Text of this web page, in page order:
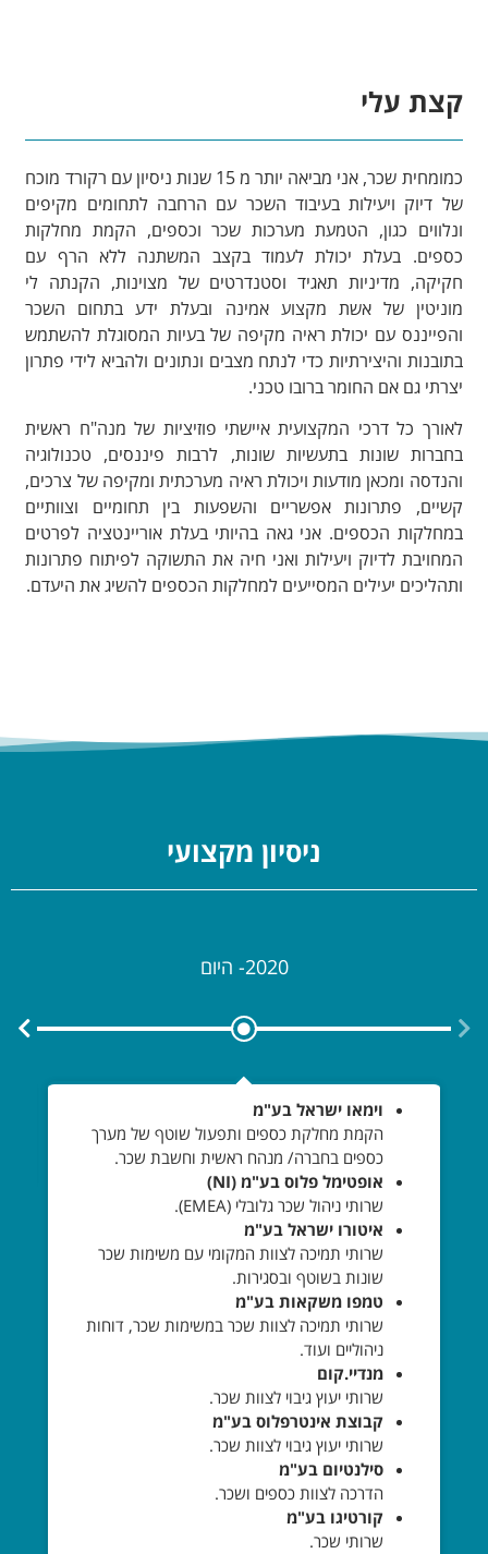
קצת עלי
כמומחית שכר, אני מביאה יותר מ 15 שנות ניסיון עם רקורד מוכח
של דיוק ויעילות בעיבוד השכר עם הרחבה לתחומים מקיפים
ונלווים כגון, הטמעת מערכות שכר וכספים, הקמת מחלקות
כספים. בעלת יכולת לעמוד בקצב המשתנה ללא הרף עם
חקיקה, מדיניות תאגיד וסטנדרטים של מצוינות, הקנתה לי
מוניטין של אשת מקצוע אמינה ובעלת ידע בתחום השכר
והפייננס עם יכולת ראיה מקיפה של בעיות המסוגלת להשתמש
בתובנות והיצירתיות כדי לנתח מצבים ונתונים ולהביא לידי פתרון
יצרתי גם אם החומר ברובו טכני.
לאורך כל דרכי המקצועית איישתי פוזיציות של מנה"ח ראשית
בחברות שונות בתעשיות שונות, לרבות פיננסים, טכנולוגיה
והנדסה ומכאן מודעות ויכולת ראיה מערכתית ומקיפה של צרכים,
קשיים, פתרונות אפשריים והשפעות בין תחומיים וצוותיים
במחלקות הכספים. אני גאה בהיותי בעלת אוריינטציה לפרטים
המחויבת לדיוק ויעילות ואני חיה את התשוקה לפיתוח פתרונות
ותהליכים יעילים המסייעים למחלקות הכספים להשיג את היעדם.
ניסיון מקצועי
2020- היום
וימאו ישראל בע"מ
הקמת מחלקת כספים ותפעול שוטף של מערך
כספים בחברה/ מנהח ראשית וחשבת שכר.
אופטימל פלוס בע"מ (NI)
שרותי ניהול שכר גלובלי (EMEA).
איטורו ישראל בע"מ
שרותי תמיכה לצוות המקומי עם משימות שכר
שונות בשוטף ובסגירות.
טמפו משקאות בע"מ
שרותי תמיכה לצוות שכר במשימות שכר, דוחות
ניהוליים ועוד.
מנדיי.קום
שרותי יעוץ גיבוי לצוות שכר.
קבוצת אינטרפלוס בע"מ
שרותי יעוץ גיבוי לצוות שכר.
סילנטיום בע"מ
הדרכה לצוות כספים ושכר.
קורטיגו בע"מ
שרותי שכר.